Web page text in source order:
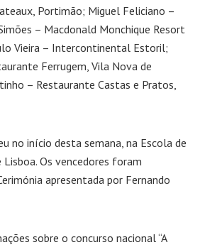
Portimão; Miguel Feliciano –
– Macdonald Monchique Resort
Vieira – Intercontinental Estoril;
Ferrugem, Vila Nova de
– Restaurante Castas e Pratos,
no início desta semana, na Escola de
Os vencedores foram
apresentada por Fernando
sobre o concurso nacional “A